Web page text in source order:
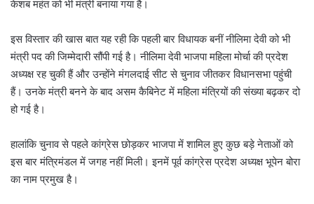
केशब महंत को भी मंत्री बनाया गया है।
इस विस्तार की खास बात यह रही कि पहली बार विधायक बनीं नीलिमा देवी को भी
मंत्री पद की जिम्मेदारी सौंपी गई है। नीलिमा देवी भाजपा महिला मोर्चा की प्रदेश
अध्यक्ष रह चुकी हैं और उन्होंने मंगलदाई सीट से चुनाव जीतकर विधानसभा पहुंची
हैं। उनके मंत्री बनने के बाद असम कैबिनेट में महिला मंत्रियों की संख्या बढ़कर दो
हो गई है।
हालांकि चुनाव से पहले कांग्रेस छोड़कर भाजपा में शामिल हुए कुछ बड़े नेताओं को
इस बार मंत्रिमंडल में जगह नहीं मिली। इनमें पूर्व कांग्रेस प्रदेश अध्यक्ष भूपेन बोरा
का नाम प्रमुख है।